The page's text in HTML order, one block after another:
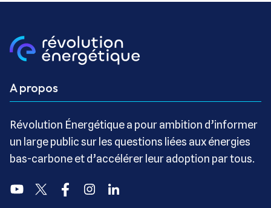
A propos
Révolution Énergétique a pour ambition d’informer
un large public sur les questions liées aux énergies
bas-carbone et d’accélérer leur adoption par tous.
YoutubeTwitter FacebookInstagramLinkedin